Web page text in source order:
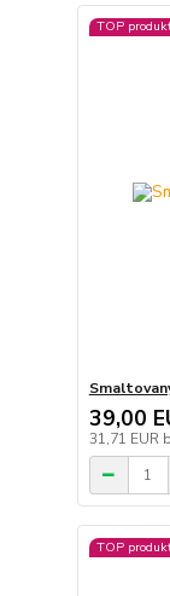
TOP
39,00
31,71 EUR
TOP